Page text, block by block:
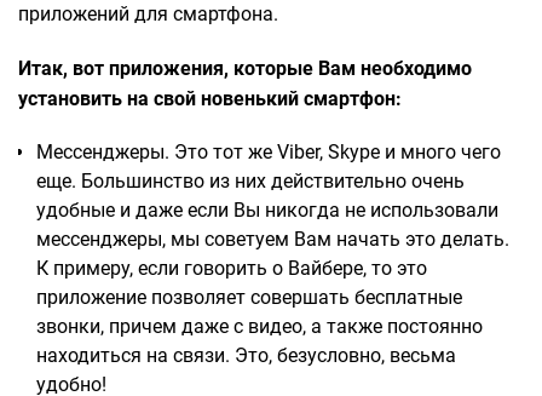
приложений для смартфона.
Итак, вот приложения, которые Вам необходимо
установить на свой новенький смартфон:
Мессенджеры. Это тот же Viber, Skype и много чего
еще. Большинство из них действительно очень
удобные и даже если Вы никогда не использовали
мессенджеры, мы советуем Вам начать это делать.
К примеру, если говорить о Вайбере, то это
приложение позволяет совершать бесплатные
звонки, причем даже с видео, а также постоянно
находиться на связи. Это, безусловно, весьма
удобно!